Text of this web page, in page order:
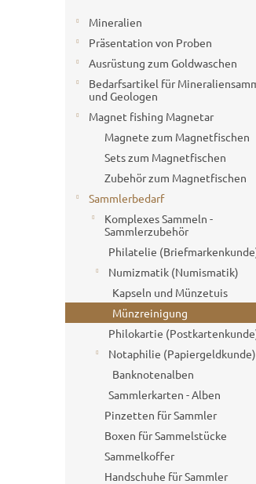
Mineralien
Präsentation von Proben
Ausrüstung zum Goldwaschen
Bedarfsartikel für
und Geologen
Magnet fishing Magnetar
Magnete zum Magnetfischen
Sets zum Magnetfischen
Zubehör zum Magnetfischen
Sammlerbedarf
Komplexes Sammeln -
Sammlerzubehör
Philatelie
Numizmatik (Numismatik)
Kapseln und Münzetuis
Münzreinigung
Philokartie
Notaphilie (Papiergeldkunde)
Banknotenalben
Sammlerkarten - Alben
Pinzetten für Sammler
Boxen für Sammelstücke
Sammelkoffer
Handschuhe für Sammler